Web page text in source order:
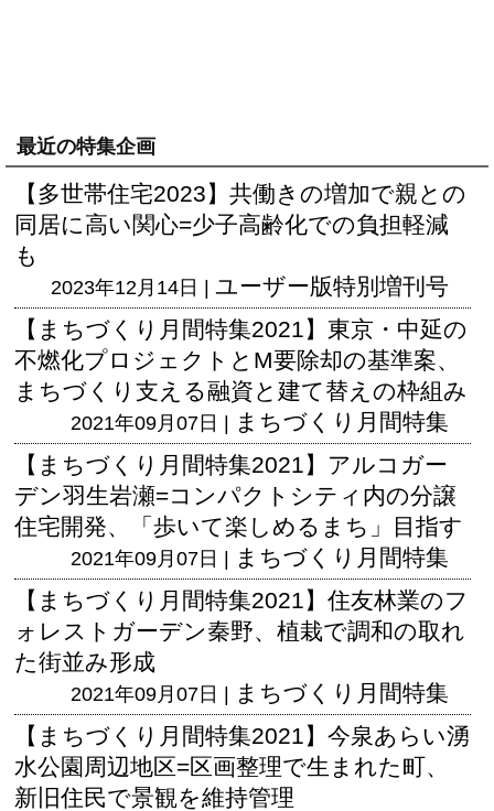
最近の特集企画
【多世帯住宅2023】共働きの増加で親との
同居に高い関心=少子高齢化での負担軽減
も
2023年12月14日 | ユーザー版特別増刊号
【まちづくり月間特集2021】東京・中延の
不燃化プロジェクトとM要除却の基準案、
まちづくり支える融資と建て替えの枠組み
2021年09月07日 | まちづくり月間特集
【まちづくり月間特集2021】アルコガー
デン羽生岩瀬=コンパクトシティ内の分譲
住宅開発、「歩いて楽しめるまち」目指す
2021年09月07日 | まちづくり月間特集
【まちづくり月間特集2021】住友林業のフ
ォレストガーデン秦野、植栽で調和の取れ
た街並み形成
2021年09月07日 | まちづくり月間特集
【まちづくり月間特集2021】今泉あらい湧
水公園周辺地区=区画整理で生まれた町、
新旧住民で景観を維持管理